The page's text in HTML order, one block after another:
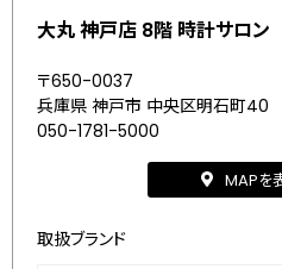
大丸 神戸店 8階 時計サロン
〒650-0037
兵庫県 神戸市 中央区明石町40
050-1781-5000
MAPを
取扱ブランド